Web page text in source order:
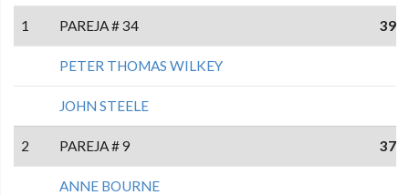
1 PAREJA # 34 39
PETER THOMAS WILKEY
JOHN STEELE
2 PAREJA # 9 37
ANNE BOURNE